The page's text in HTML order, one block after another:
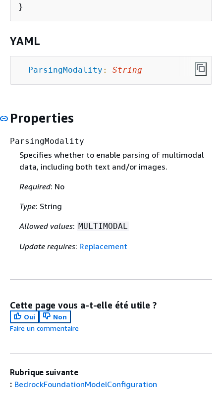
YAML
ParsingModality : String
Properties
ParsingModality
Specifies whether to enable parsing of multimodal
data, including both text and/or images.
Required: No
Type: String
Allowed values: MULTIMODAL
Update requires: Replacement
Cette page vous a-t-elle été utile ?
Oui
Non
Faire un commentaire
Rubrique suivante
: BedrockFoundationModelConfiguration